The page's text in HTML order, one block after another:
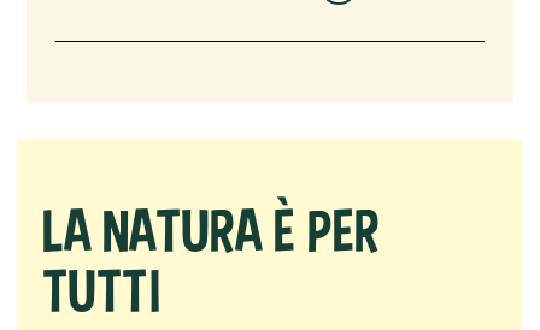
LA NATURA È PER
TUTTI